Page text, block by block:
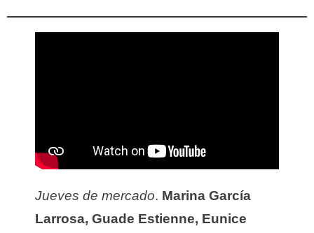
Jueves de mercado. Marina García
Larrosa, Guade Estienne, Eunice